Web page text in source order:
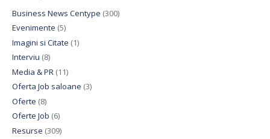
Business News Centype (300)
Evenimente (5)
Imagini si Citate (1)
Interviu (8)
Media & PR(11)
Oferta Job saloane (3)
Oferte (8)
Oferte Job (6)
Resurse (309)